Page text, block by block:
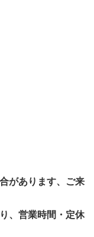
があります、ご来
、営業時間・定休